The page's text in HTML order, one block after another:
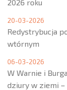
2026 roku
20-03-2026
Redystrybucja
wtórnym
06-03-2026
W Warnie i
dziury w ziemi